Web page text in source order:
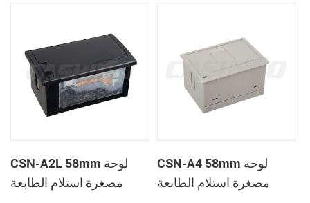
CSN-A2L 58mm لوحة
مصغرة استلام الطابعة
CSN-A4 58mm لوحة
مصغرة استلام الطابعة